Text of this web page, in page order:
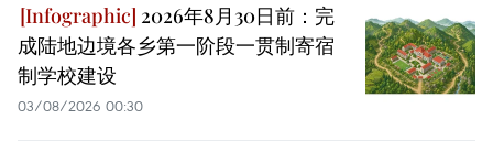
2026年8月30日前：完
成陆地边境各乡第一阶段一贯制寄宿
制学校建设
03/08/2026 00:30